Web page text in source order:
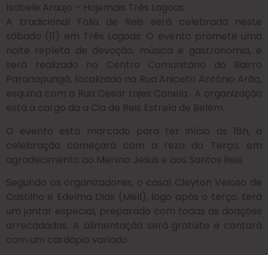
Isabele Araujo – Hojemais Três Lagoas
A tradicional Folia de Reis será celebrada neste
sábado (11) em Três Lagoas. O evento promete uma
noite repleta de devoção, música e gastronomia, e
será realizado no Centro Comunitário do Bairro
Paranapungá, localizado na Rua Aniceto Antônio Arão,
esquina com a Rua Cesar Lajes Canela. A organização
está a cargo da a Cia de Reis Estrela de Belém.
O evento está marcado para ter início às 18h, a
celebração começará com a reza do Terço, em
agradecimento ao Menino Jesus e aos Santos Reis.
Segundo os organizadores, o casal Cleyton Veloso de
Castilho e Edelma Dias (Mell), logo após o terço, terá
um jantar especial, preparado com todas as doações
arrecadadas. A alimentação será gratuita e contará
com um cardápio variado.